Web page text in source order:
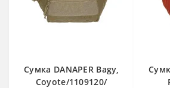
Сумка DANAPER Bagy,
Coyote/1109120/